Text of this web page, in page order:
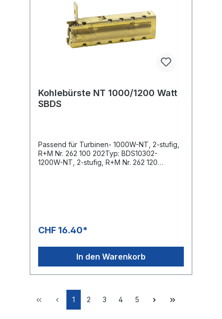
Kohlebürste NT 1000/1200 Watt
SBDS
Passend für Turbinen- 1000W-NT, 2-stufig,
R+M Nr. 262 100 202Typ: BDS10302-
1200W-NT, 2-stufig, R+M Nr. 262 120
CHF 16.40*
In den Warenkorb
1 2 3 4 5